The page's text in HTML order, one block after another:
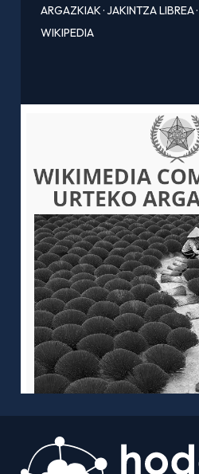
ARGAZKIAK·JAKINTZA LIBREA·
WIKIPEDIA